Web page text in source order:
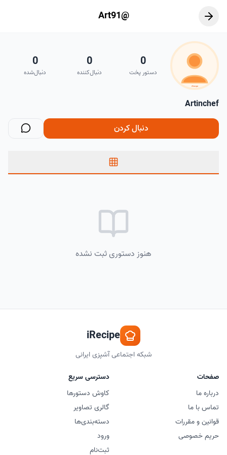
@Art91
0
دستور پخت
0
دنبال‌کننده
0
دنبال‌شده
Artinchef
دنبال کردن
هنوز دستوری ثبت نشده
iRecipe
شبکه اجتماعی آشپزی ایرانی
صفحات
درباره ما
تماس با ما
قوانین و مقررات
حریم خصوصی
دسترسی سریع
کاوش دستورها
گالری تصاویر
دسته‌بندی‌ها
ورود
ثبت‌نام